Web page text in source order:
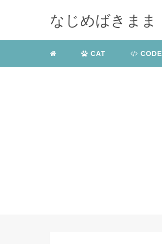
なじめばきまま
CAT CODE